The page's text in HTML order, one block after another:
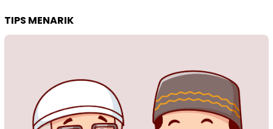
TIPS MENARIK